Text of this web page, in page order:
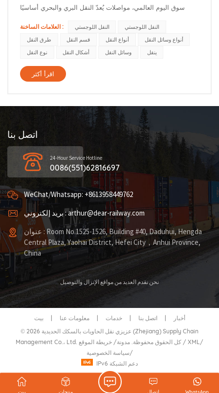
سوق اليوم العالمي، مواصلات يُعدّ النقل البري والبحري أساسيًا
من وسائل النقل المختلفة - مثل الشاحنات والسفن والطائرات
والقطارات - بمزايا فريدة. وكما يشير أحد مصادر الخدمات
العلامات الساخنة : النقل اللوجستي
النقل اللوجستي
طرق النقل
قسم النقل أنواع النقل
أنواع وسائل النقل
نوع النقل
أشكال النقل وسائل النقل ينقل
اقرأ أكثر
اتصل بنا
24-Hour Service Hotline
0086(551)62816697
WeChat/Whatsapp: +8613958449762
بريد إلكتروني : arthur@dear-railway.com
عنوان : Room No.1525-1526, Building #40, Daduhui, Hengda
Central Plaza, Yaohai District, Hefei City，Anhui Province,
China
نحن نقدم العديد من مواقع الإنزال والتوصيل
بيت معلومات عنا خدمات اتصل بنا
أخبار
© 2026 عزيزي نقل الحاويات بالسكك الحديدية (Zhejiang) Supply Chain
Management Co.، Ltd. كل الحقوق محفوظة. مدونة/ / XML/
سياسة الخصوصية/
IPv6 دعم الشبكة
بيت منتجات WhatsApp اتصال